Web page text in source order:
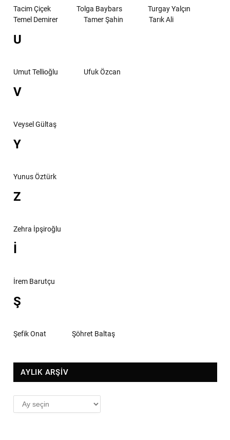
Tacim Çiçek Tolga Baybars
Turgay Yalçın
Temel Demirer
Tamer Şahin Tarık Ali
U
Umut Tellioğlu Ufuk Özcan
V
Veysel Gültaş
Y
Yunus Öztürk
Z
Zehra İpşiroğlu
İ
İrem Barutçu
Ş
Şefik Onat Şöhret Baltaş
AYLIK ARŞİV
AYLIK
ARŞİV